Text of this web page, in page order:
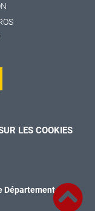
LES COOKIES
Département